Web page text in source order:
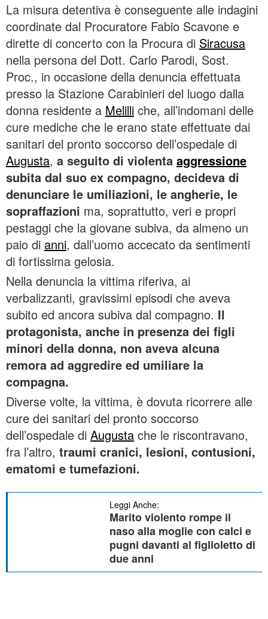
La misura detentiva è conseguente alle indagini
coordinate dal Procuratore Fabio Scavone e
dirette di concerto con la Procura di Siracusa
nella persona del Dott. Carlo Parodi, Sost.
Proc., in occasione della denuncia effettuata
presso la Stazione Carabinieri del luogo dalla
donna residente a Melilli che, all’indomani delle
cure mediche che le erano state effettuate dai
sanitari del pronto soccorso dell’ospedale di
Augusta, a seguito di violenta aggressione
subita dal suo ex compagno, decideva di
denunciare le umiliazioni, le angherie, le
sopraffazioni ma, soprattutto, veri e propri
pestaggi che la giovane subiva, da almeno un
paio di anni, dall’uomo accecato da sentimenti
di fortissima gelosia.
Nella denuncia la vittima riferiva, ai
verbalizzanti, gravissimi episodi che aveva
subito ed ancora subiva dal compagno. Il
protagonista, anche in presenza dei figli
minori della donna, non aveva alcuna
remora ad aggredire ed umiliare la
compagna.
Diverse volte, la vittima, è dovuta ricorrere alle
cure dei sanitari del pronto soccorso
dell’ospedale di Augusta che le riscontravano,
fra l’altro, traumi cranici, lesioni, contusioni,
ematomi e tumefazioni.
Leggi Anche:
Marito violento rompe il
naso alla moglie con calci e
pugni davanti al figlioletto di
due anni